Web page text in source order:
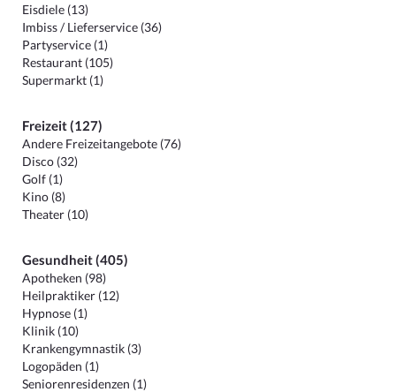
Eisdiele (13)
Imbiss / Lieferservice (36)
Partyservice (1)
Restaurant (105)
Supermarkt (1)
Freizeit (127)
Andere Freizeitangebote (76)
Disco (32)
Golf (1)
Kino (8)
Theater (10)
Gesundheit (405)
Apotheken (98)
Heilpraktiker (12)
Hypnose (1)
Klinik (10)
Krankengymnastik (3)
Logopäden (1)
Seniorenresidenzen (1)